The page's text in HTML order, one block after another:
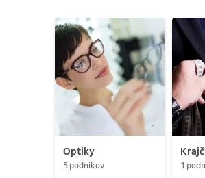
Optiky
5 podnikov 1